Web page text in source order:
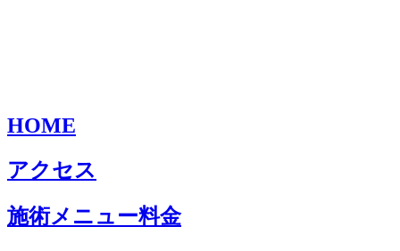
HOME
アクセス
施術メニュー料金